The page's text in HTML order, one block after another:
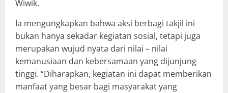
Wiwik.
Ia mengungkapkan bahwa aksi berbagi takjil ini
bukan hanya sekadar kegiatan sosial, tetapi juga
merupakan wujud nyata dari nilai – nilai
kemanusiaan dan kebersamaan yang dijunjung
tinggi. “Diharapkan, kegiatan ini dapat memberikan
manfaat yang besar bagi masyarakat yang